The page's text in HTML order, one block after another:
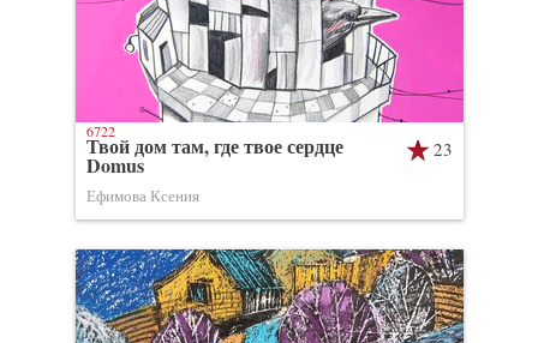
23
Твой дом там, где твое сердце
Domus
Ефимова Ксения
6722